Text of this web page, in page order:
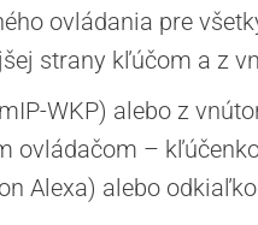
ovládania pre
strany kľúčom a z
WKP) alebo z
ovládačom –
Alexa) alebo